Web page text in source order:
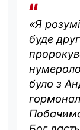
«Я
буде
було з